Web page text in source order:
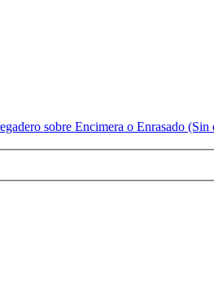
sobre Encimera o Enrasado